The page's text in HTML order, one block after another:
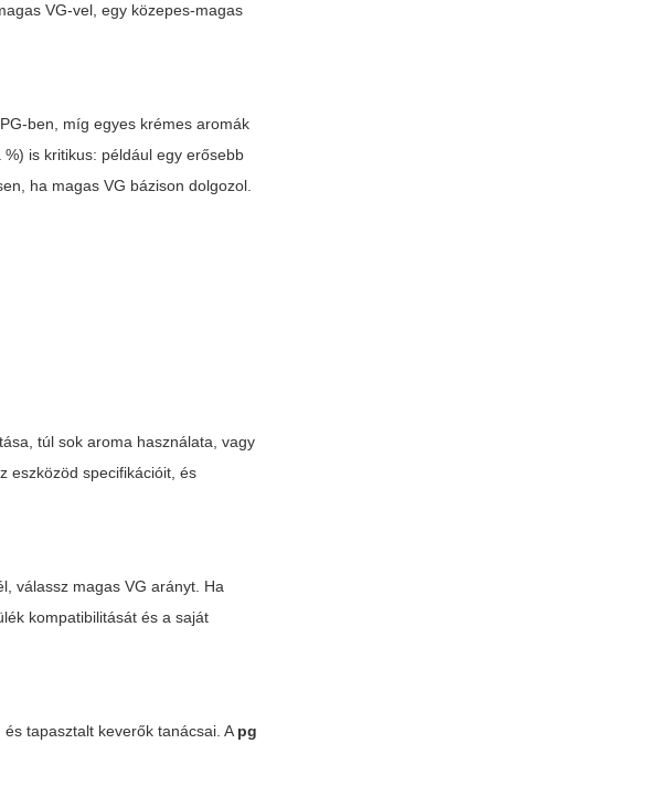
VG-vel, egy közepes-magas
ben, míg egyes krémes aromák
is kritikus: például egy erősebb
ha magas VG bázison dolgozol.
túl sok aroma használata, vagy
eszközöd specifikációit, és
válassz magas VG arányt. Ha
kompatibilitását és a saját
tapasztalt keverők tanácsai. Apg